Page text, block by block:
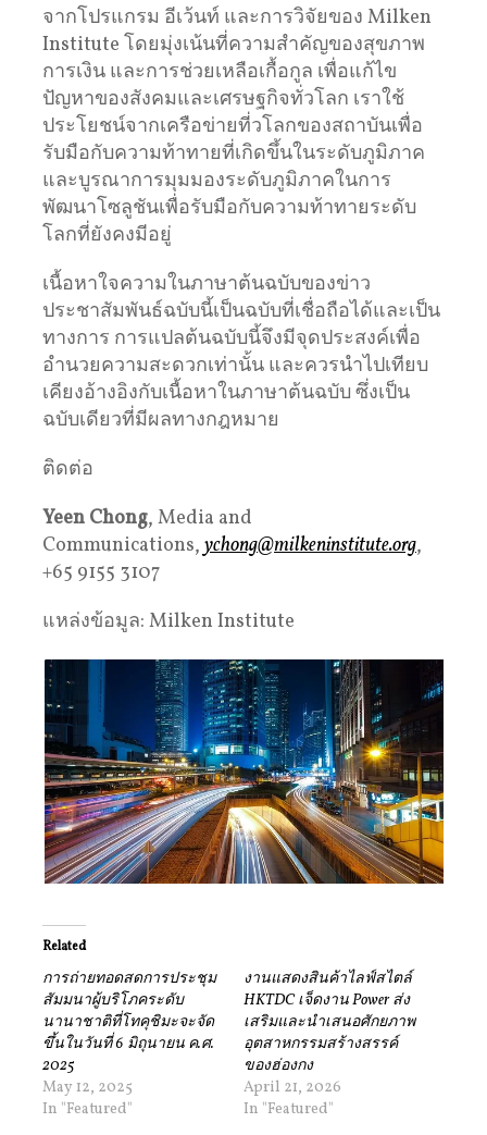
จากโปรแกรม อีเว้นท์ และการวิจัยของ Milken
Institute โดยมุ่งเน้นที่ความสำคัญของสุขภาพ
การเงิน และการช่วยเหลือเกื้อกูล เพื่อแก้ไข
ปัญหาของสังคมและเศรษฐกิจทั่วโลก เราใช้
ประโยชน์จากเครือข่ายที่วโลกของสถาบันเพื่อ
รับมือกับความท้าทายที่เกิดขึ้นในระดับภูมิภาค
และบูรณาการมุมมองระดับภูมิภาคในการ
พัฒนาโซลูชันเพื่อรับมือกับความท้าทายระดับ
โลกที่ยังคงมีอยู่
เนื้อหาใจความในภาษาต้นฉบับของข่าว
ประชาสัมพันธ์ฉบับนี้เป็นฉบับที่เชื่อถือได้และเป็น
ทางการ การแปลต้นฉบับนี้จึงมีจุดประสงค์เพื่อ
อำนวยความสะดวกเท่านั้น และควรนำไปเทียบ
เคียงอ้างอิงกับเนื้อหาในภาษาต้นฉบับ ซึ่งเป็น
ฉบับเดียวที่มีผลทางกฎหมาย
ติดต่อ
Yeen Chong, Media and
Communications, ychong@milkeninstitute.org,
+65 9155 3107
แหล่งข้อมูล: Milken Institute
Related
การถ่ายทอดสดการประชุม
สัมมนาผู้บริโภคระดับ
นานาชาติที่โทคุชิมะจะจัด
ขึ้นในวันที่ 6 มิถุนายน ค.ศ.
2025
May 12, 2025
In "Featured"
งานแสดงสินค้าไลฟ์สไตล์
HKTDC เจ็ดงาน Power ส่ง
เสริมและนำเสนอศักยภาพ
อุตสาหกรรมสร้างสรรค์
ของฮ่องกง
April 21, 2026
In "Featured"